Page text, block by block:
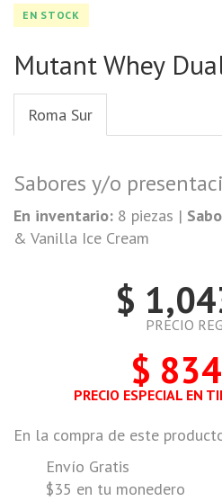
EN STOCK
Mutant Whey
Roma Sur
Sabores y/o
En inventario: 8 piezas |
& Vanilla Ice Cream
$
PRECIO
$
PRECIO ESPECIAL EN
En la compra de este
Envío Gratis
$35 en tu monedero